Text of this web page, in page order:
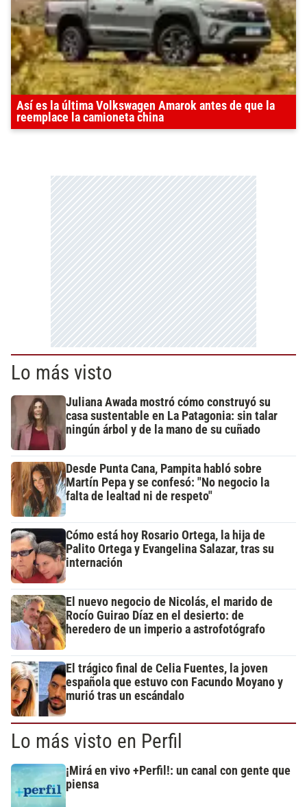
Así es la última Volkswagen Amarok antes de que la
reemplace la camioneta china
Lo más visto
Juliana Awada mostró cómo construyó su
casa sustentable en La Patagonia: sin talar
ningún árbol y de la mano de su cuñado
Desde Punta Cana, Pampita habló sobre
Martín Pepa y se confesó: "No negocio la
falta de lealtad ni de respeto"
Cómo está hoy Rosario Ortega, la hija de
Palito Ortega y Evangelina Salazar, tras su
internación
El nuevo negocio de Nicolás, el marido de
Rocío Guirao Díaz en el desierto: de
heredero de un imperio a astrofotógrafo
El trágico final de Celia Fuentes, la joven
española que estuvo con Facundo Moyano y
murió tras un escándalo
Lo más visto en Perfil
¡Mirá en vivo +Perfil!: un canal con gente que
piensa